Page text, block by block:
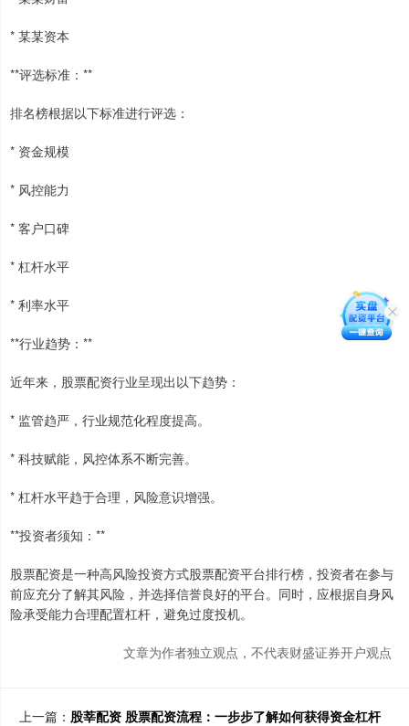
* 某某资本
**评选标准：**
排名榜根据以下标准进行评选：
* 资金规模
* 风控能力
* 客户口碑
* 杠杆水平
* 利率水平
**行业趋势：**
近年来，股票配资行业呈现出以下趋势：
* 监管趋严，行业规范化程度提高。
* 科技赋能，风控体系不断完善。
* 杠杆水平趋于合理，风险意识增强。
**投资者须知：**
股票配资是一种高风险投资方式股票配资平台排行榜，投资者在参与
前应充分了解其风险，并选择信誉良好的平台。同时，应根据自身风
险承受能力合理配置杠杆，避免过度投机。
文章为作者独立观点，不代表财盛证券开户观点
上一篇： 股莘配资 股票配资流程：一步步了解如何获得资金杠杆